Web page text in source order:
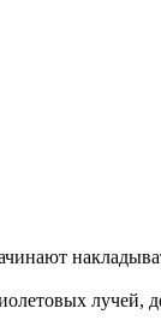
лучей,